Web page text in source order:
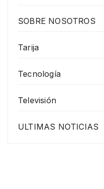
SOBRE NOSOTROS
Tarija
Tecnología
Televisión
ULTIMAS NOTICIAS